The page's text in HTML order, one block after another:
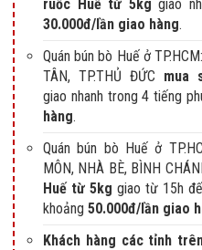
ruốc Huế từ 5kg giao
30.000đ/lần giao hàng.
Quán bún bò Huế ở
TÂN, TP.THỦ ĐỨC mua
giao nhanh trong 4 tiếng
hàng.
Quán bún bò Huế ở
MÔN, NHÀ BÈ, BÌNH
Huế từ 5kg giao từ 15h
khoảng 50.000đ/lần giao
Khách hàng các tỉnh